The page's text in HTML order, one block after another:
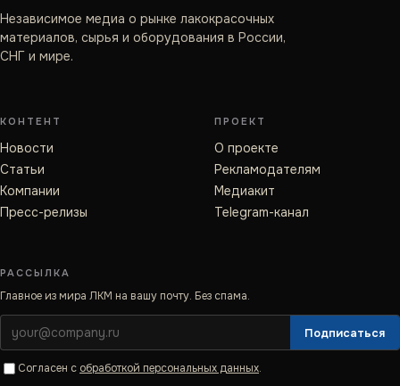
Независимое медиа о рынке лакокрасочных
материалов, сырья и оборудования в России,
СНГ и мире.
КОНТЕНТ
Новости
Статьи
Компании
Пресс-релизы
ПРОЕКТ
О проекте
Рекламодателям
Медиакит
Telegram-канал
РАССЫЛКА
Главное из мира ЛКМ на вашу почту. Без спама.
Подписаться
Согласен с обработкой персональных данных.